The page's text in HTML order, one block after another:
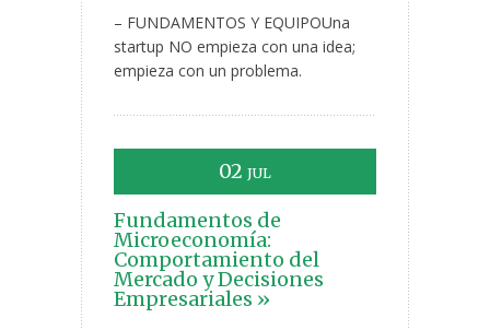
– FUNDAMENTOS Y EQUIPOUna
startup NO empieza con una idea;
empieza con un problema.
02 JUL
Fundamentos de
Microeconomía:
Comportamiento del
Mercado y Decisiones
Empresariales »